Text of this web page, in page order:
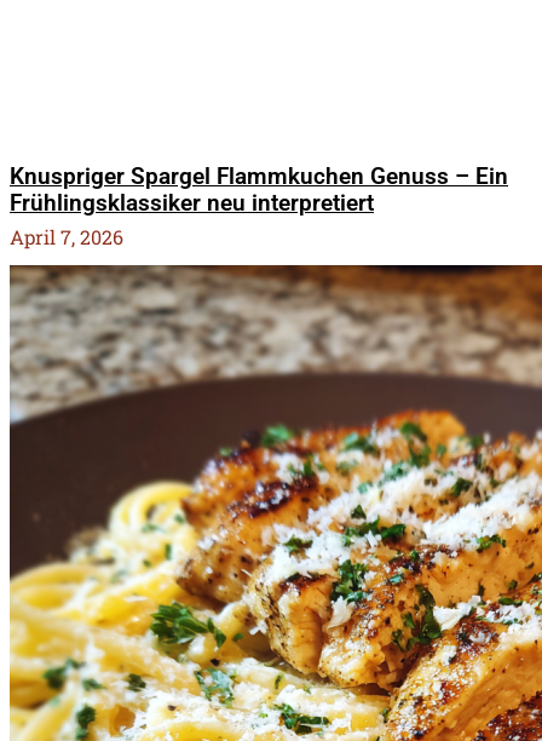
Knuspriger Spargel Flammkuchen Genuss – Ein
Frühlingsklassiker neu interpretiert
April 7, 2026